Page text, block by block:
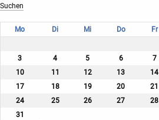
Mo Di Mi Do Fr
3
4 5 6 7
10
11 12 13 14
17
18 19 20 21
24
25 26 27 28
31